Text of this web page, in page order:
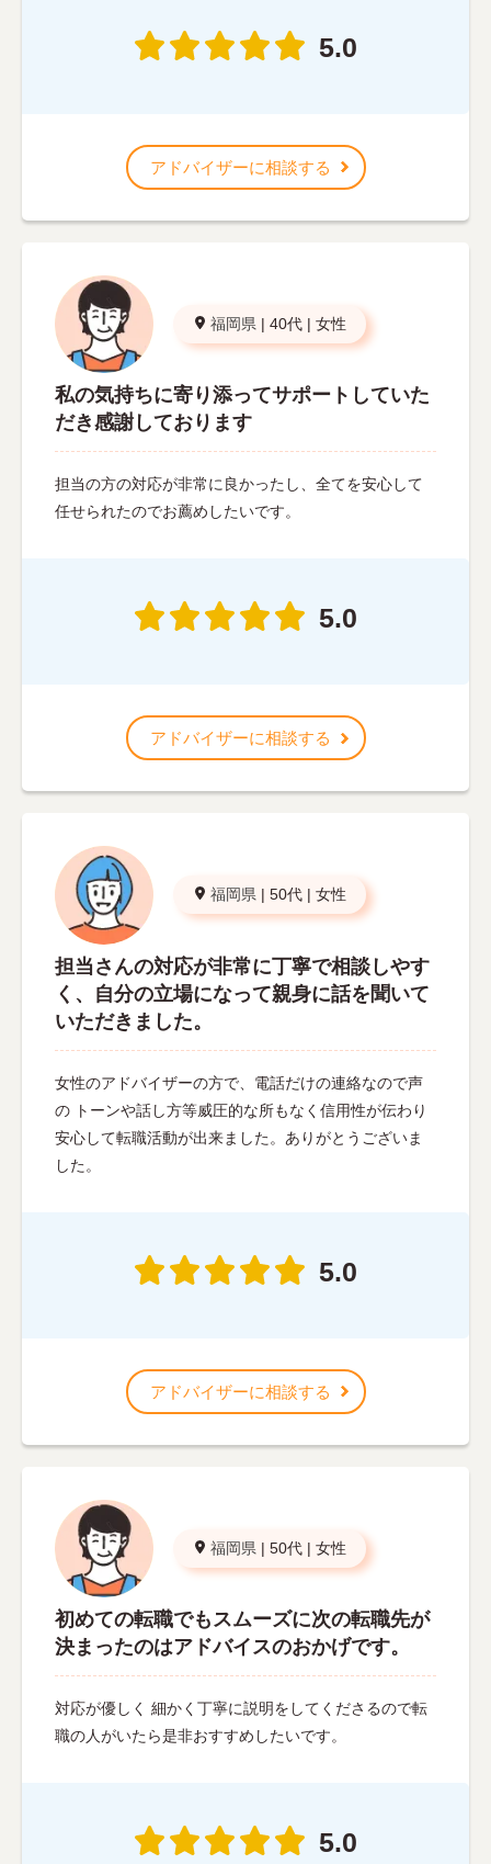
5.0
アドバイザーに相談する
福岡県 | 40代 | 女性
私の気持ちに寄り添ってサポートしていた
だき感謝しております
担当の方の対応が非常に良かったし、全てを安心して
任せられたのでお薦めしたいです。
5.0
アドバイザーに相談する
福岡県 | 50代 | 女性
担当さんの対応が非常に丁寧で相談しやす
く、自分の立場になって親身に話を聞いて
いただきました。
女性のアドバイザーの方で、電話だけの連絡なので声
の トーンや話し方等威圧的な所もなく信用性が伝わり
安心して転職活動が出来ました。ありがとうございま
した。
5.0
アドバイザーに相談する
福岡県 | 50代 | 女性
初めての転職でもスムーズに次の転職先が
決まったのはアドバイスのおかげです。
対応が優しく 細かく丁寧に説明をしてくださるので転
職の人がいたら是非おすすめしたいです。
5.0